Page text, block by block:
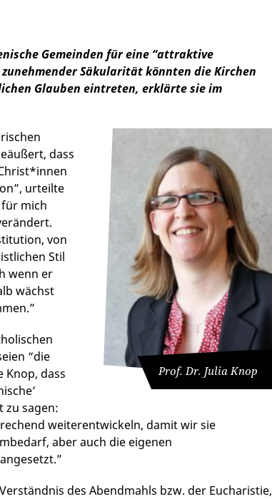
Gemeinden für eine “attraktive
Säkularität könnten die Kirchen
Glauben eintreten, erklärte sie im
Prof. Dr. Julia Knop
dass
urteilte
mich
von
Stil
wenn er
wächst
“die
Knop, dass
zu sagen:
weiterentwickeln, damit wir sie
aber auch die eigenen
des Abendmahls bzw. der Eucharistie,